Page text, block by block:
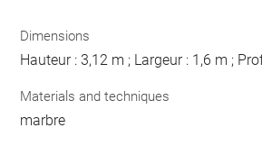
Dimensions
Hauteur : 3,12 m ; Largeur : 1,6 m ;
Materials and techniques
marbre